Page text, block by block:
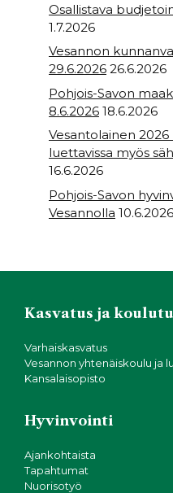
Osallistava
1.7.2026
Vesannon
29.6.2026 26.6.2026
Pohjois-Savon
8.6.2026 18.6.2026
Vesantolainen
luettavissa myös
16.6.2026
Pohjois-Savon
Vesannolla 10.6.2026
Kasvatus ja
Varhaiskasvatus
Vesannon yhtenäiskoulu ja
Kansalaisopisto
Hyvinvointi
Ajankohtaista
Tapahtumat
Nuorisotyö